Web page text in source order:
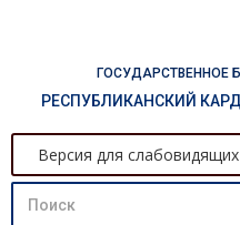
ГОСУДАРСТВЕННОЕ
РЕСПУБЛИКАНСКИЙ
Версия для слабовидящих